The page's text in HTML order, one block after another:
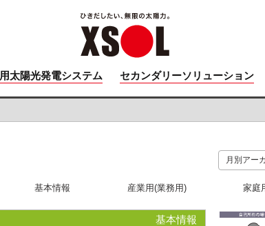
太陽光発電システム セカンダリーソリューション
基本情報 産業用(業務用) 家庭
基本情報